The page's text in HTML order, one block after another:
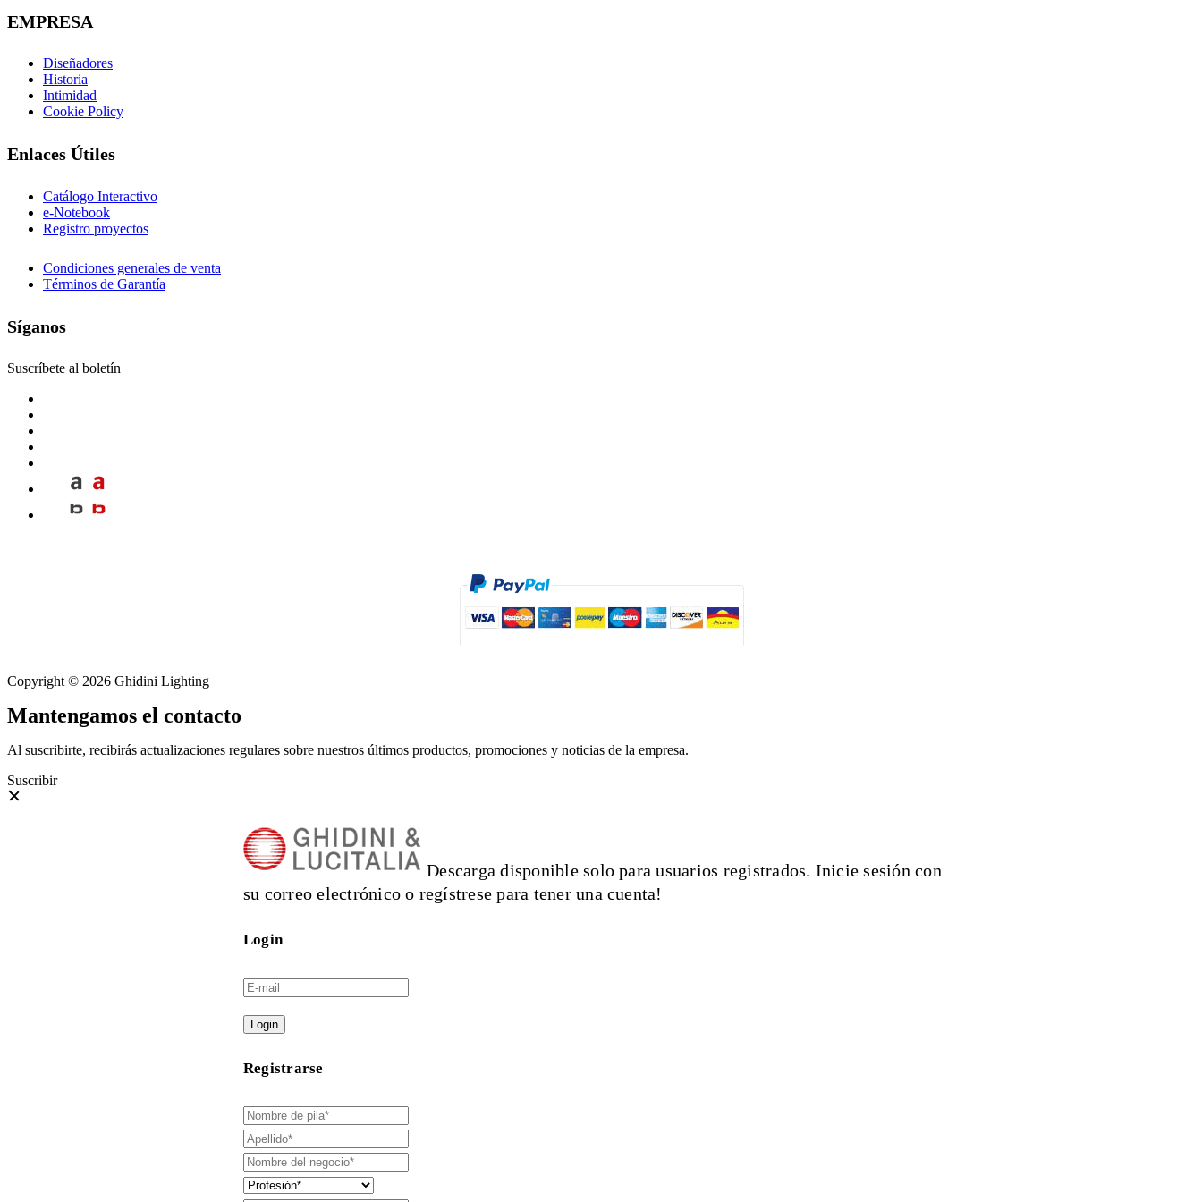
EMPRESA
Diseñadores
Historia
Intimidad
Cookie Policy
Enlaces Útiles
Catálogo Interactivo
e-Notebook
Registro proyectos
Condiciones generales de venta
Términos de Garantía
Síganos
Suscríbete al boletín
Copyright © 2026 Ghidini Lighting
Mantengamos el contacto
Al suscribirte, recibirás actualizaciones regulares sobre nuestros últimos productos, promociones y noticias de la empresa.
Suscribir
Descarga disponible solo para usuarios registrados. Inicie sesión con
su correo electrónico o regístrese para tener una cuenta!
Login
Login
Registrarse